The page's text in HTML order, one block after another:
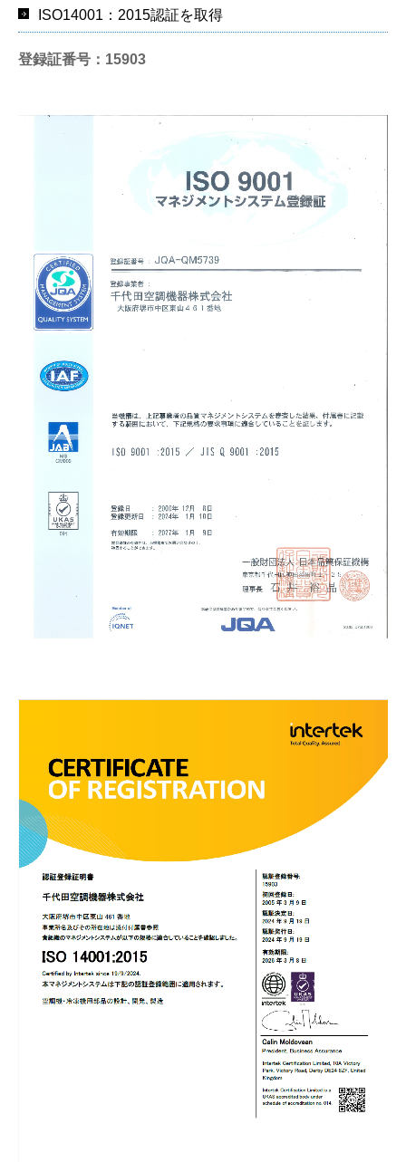
ISO14001：2015認証を取得
登録証番号：15903